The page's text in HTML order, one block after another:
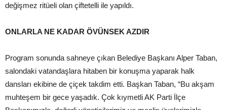
değişmez ritüeli olan çiftetelli ile yapıldı.
ONLARLA NE KADAR ÖVÜNSEK AZDIR
Program sonunda sahneye çıkan Belediye Başkanı Alper Taban,
salondaki vatandaşlara hitaben bir konuşma yaparak halk
dansları ekibine de çiçek takdim etti. Başkan Taban, “Bu akşam
muhteşem bir gece yaşadık. Çok kıymetli AK Parti İlçe